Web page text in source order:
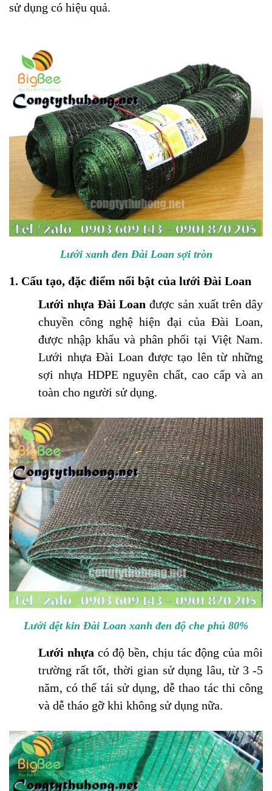
sử dụng có hiệu quả.
Lưới xanh đen Đài Loan sợi tròn
1. Cấu tạo, đặc điểm nổi bật của lưới Đài Loan
Lưới nhựa Đài Loan được sản xuất trên dây
chuyền công nghệ hiện đại của Đài Loan,
được nhập khẩu và phân phối tại Việt Nam.
Lưới nhựa Đài Loan được tạo lên từ những
sợi nhựa HDPE nguyên chất, cao cấp và an
toàn cho người sử dụng.
Lưới dệt kin Đài Loan xanh đen độ che phủ 80%
Lưới nhựa có độ bền, chịu tác động của môi
trường rất tốt, thời gian sử dụng lâu, từ 3 -5
năm, có thể tái sử dụng, dễ thao tác thi công
và dễ tháo gỡ khi không sử dụng nữa.